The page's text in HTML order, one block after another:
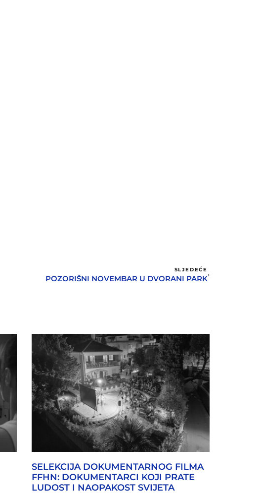
SLJEDEĆE
POZORIŠNI NOVEMBAR U DVORANI PARK
SELEKCIJA DOKUMENTARNOG FILMA
FFHN: DOKUMENTARCI KOJI PRATE
LUDOST I NAOPAKOST SVIJETA